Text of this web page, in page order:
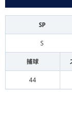
SP
S
捕球
44